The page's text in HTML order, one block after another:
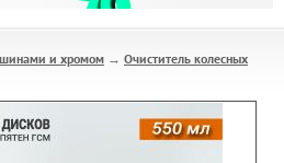
и хромом → Очиститель колесных